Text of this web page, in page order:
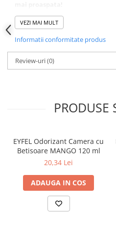
– La amplasare va rugam sa
plastic, fiindca ele pot fi
– A se pastra la temperaturi
VEZI MAI MULT
Informatii conformitate produs
Review-uri(0)
PRODUSE
EYFEL Odorizant Camera cu
Betisoare MANGO 120 ml
20,34 Lei
ADAUGA IN COS